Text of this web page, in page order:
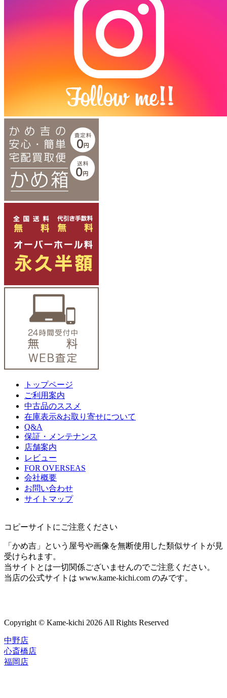
トップページ
ご利用案内
中古品のススメ
在庫表示&お取り寄せについて
Q&A
保証・メンテナンス
店舗案内
レビュー
FOR OVERSEAS
会社概要
お問い合わせ
サイトマップ
コピーサイトにご注意ください
「かめ吉」という屋号や画像を無断使用した類似サイトが見
受けられます。
当サイトとは一切関係ございませんのでご注意ください。
当店の公式サイトは www.kame-kichi.com のみです。
Copyright © Kame-kichi 2026 All Rights Reserved
中野店
心斎橋店
福岡店